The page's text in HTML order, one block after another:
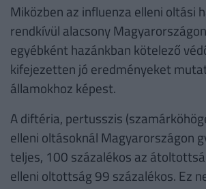
Miközben az influenza elleni oltási
rendkívül alacsony
egyébként hazánkban kötelező
kifejezetten jó eredményeket
államokhoz képest.
A diftéria, pertusszis
elleni oltásoknál Magyarországon
teljes, 100 százalékos az
elleni oltottság 99 százalékos. Ez